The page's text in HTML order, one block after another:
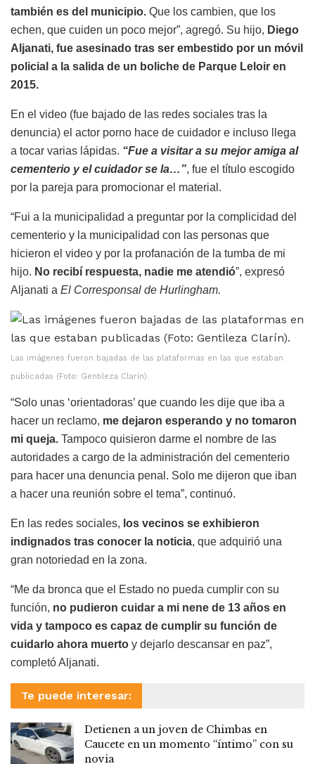
también es del municipio. Que los cambien, que los
echen, que cuiden un poco mejor”, agregó. Su hijo, Diego
Aljanati, fue asesinado tras ser embestido por un móvil
policial a la salida de un boliche de Parque Leloir en
2015.
En el video (fue bajado de las redes sociales tras la
denuncia) el actor porno hace de cuidador e incluso llega
a tocar varias lápidas. “Fue a visitar a su mejor amiga al
cementerio y el cuidador se la…”, fue el título escogido
por la pareja para promocionar el material.
“Fui a la municipalidad a preguntar por la complicidad del
cementerio y la municipalidad con las personas que
hicieron el video y por la profanación de la tumba de mi
hijo. No recibí respuesta, nadie me atendió”, expresó
Aljanati a El Corresponsal de Hurlingham.
Las imágenes fueron bajadas de las plataformas en las que estaban
publicadas (Foto: Gentileza Clarín).
“Solo unas ‘orientadoras’ que cuando les dije que iba a
hacer un reclamo, me dejaron esperando y no tomaron
mi queja. Tampoco quisieron darme el nombre de las
autoridades a cargo de la administración del cementerio
para hacer una denuncia penal. Solo me dijeron que iban
a hacer una reunión sobre el tema”, continuó.
En las redes sociales, los vecinos se exhibieron
indignados tras conocer la noticia, que adquirió una
gran notoriedad en la zona.
“Me da bronca que el Estado no pueda cumplir con su
función, no pudieron cuidar a mi nene de 13 años en
vida y tampoco es capaz de cumplir su función de
cuidarlo ahora muerto y dejarlo descansar en paz”,
completó Aljanati.
Te puede interesar:
Detienen a un joven de Chimbas en
Caucete en un momento “íntimo” con su
novia